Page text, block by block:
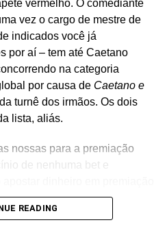
kDnkPYdAmu
Raposo
a seu dispor
vermelho. O comediante
vez o cargo de mestre de
indicados você já
por aí – tem até Caetano
na categoria
por causa de Caetano e
turnê dos irmãos. Os dois
lista, aliás.
nossas para a premiação
de nenhuma bet e
READING